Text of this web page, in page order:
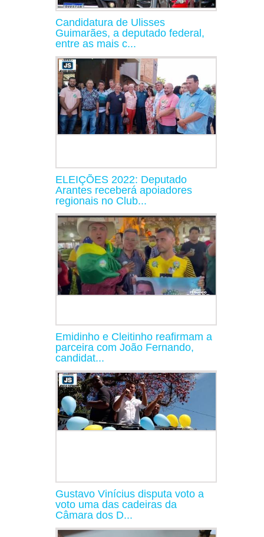
Candidatura de Ulisses
Guimarães, a deputado federal,
entre as mais c...
ELEIÇÕES 2022: Deputado
Arantes receberá apoiadores
regionais no Club...
Emidinho e Cleitinho reafirmam a
parceira com João Fernando,
candidat...
Gustavo Vinícius disputa voto a
voto uma das cadeiras da
Câmara dos D...